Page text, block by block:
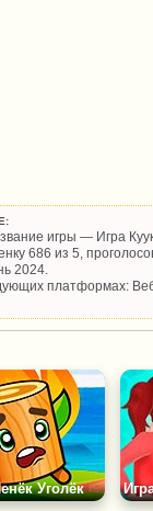
игры — Игра
686 из 5,
2024.
платформах:
Уголёк